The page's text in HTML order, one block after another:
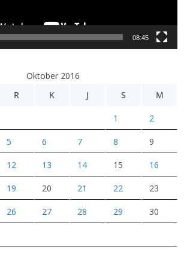
08:45
Oktober 2016
R K J S M
1 2
5 6 7 8 9
12 13 14 15 16
19 20 21 22 23
26 27 28 29 30